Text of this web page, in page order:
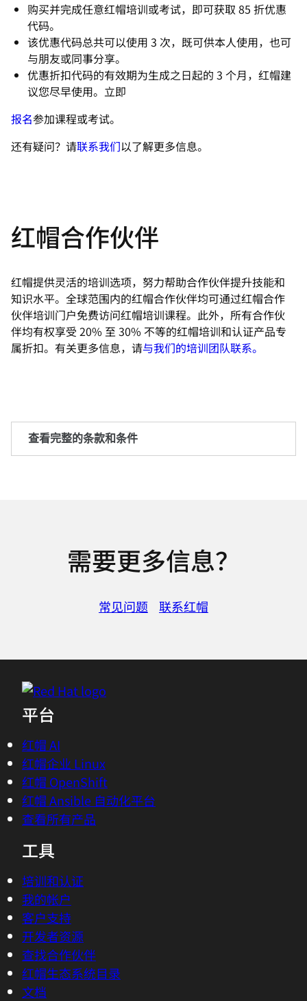
购买并完成任意红帽培训或考试，即可获取 85 折优惠
代码。
该优惠代码总共可以使用 3 次，既可供本人使用，也可
与朋友或同事分享。
优惠折扣代码的有效期为生成之日起的 3 个月，红帽建
议您尽早使用。立即
报名参加课程或考试。
还有疑问？请联系我们以了解更多信息。
红帽合作伙伴
红帽提供灵活的培训选项，努力帮助合作伙伴提升技能和
知识水平。全球范围内的红帽合作伙伴均可通过红帽合作
伙伴培训门户免费访问红帽培训课程。此外，所有合作伙
伴均有权享受 20% 至 30% 不等的红帽培训和认证产品专
属折扣。有关更多信息，请与我们的培训团队联系。
品”）的终端客户将有资格获得一个优惠
码，该优惠码可用于未来购买符合条件的产
百分之十五（15%）的折扣（简称“促销
件的产品，并提供有效的购买付款方式；
的客户”）。促销优惠仅限于以下符合条件
的产品：所有个人红帽培训订阅（RHLS）
SKU 不享受此优惠）；所有红帽开放注册
的课程 SKU；以及所有红帽个人考试
SKU。符合条件的产品数量有限，售完即
止，红帽可自行决定对产品进行变更，恕不
另行通知。 红帽保留随时修改或取消本促
销优惠的权利，恕不另行通知。 根据本促
销优惠发放的优惠码自发放之日起九十
（90）天内有效（“有效期”），在有效
期内最多可使用三（3）次，并且在有效期
内，可由符合条件的客户使用，也可由符合
条件的客户共享以供其他终端客户使用。
除非此处明确说明，否则本促销优惠不得与
任何其他促销、优惠、折扣或优惠券同时使
用。如果符合条件的客户或任何一方在使用
需要更多信息？
常见问题 联系红帽
平台
红帽 AI
红帽企业 Linux
红帽 OpenShift
红帽 Ansible 自动化平台
查看所有产品
工具
培训和认证
我的帐户
客户支持
开发者资源
查找合作伙伴
红帽生态系统目录
文档